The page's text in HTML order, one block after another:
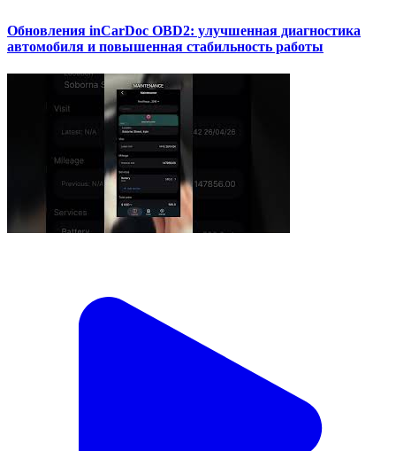
Обновления inCarDoc OBD2: улучшенная диагностика
автомобиля и повышенная стабильность работы